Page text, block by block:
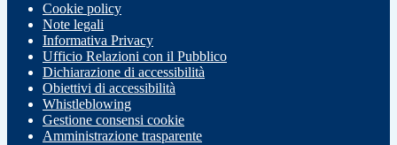
Cookie policy
Note legali
Informativa Privacy
Ufficio Relazioni con il Pubblico
Dichiarazione di accessibilità
Obiettivi di accessibilità
Whistleblowing
Gestione consensi cookie
Amministrazione trasparente